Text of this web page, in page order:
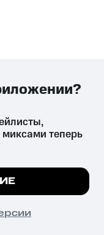
вред здоровью,
установленную
все
теперь